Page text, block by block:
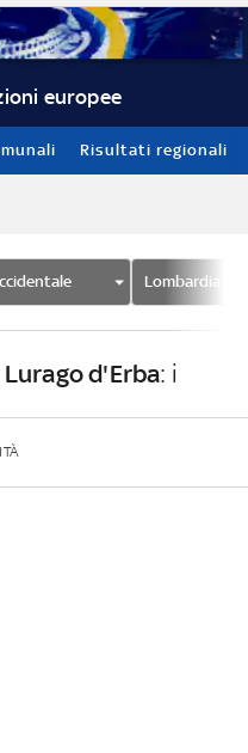
europee
Risultati regionali
Lombardia
Lurago d'Erba: i